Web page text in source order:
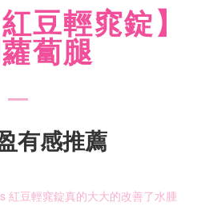
豆輕窕錠】
蔔腿
有感推薦